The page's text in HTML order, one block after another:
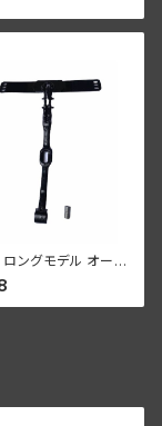
ングモデル オール
ク